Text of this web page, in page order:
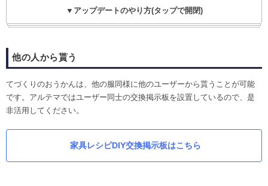
▼アップデートのやり方(タップで開閉)
他の人から貰う
てづくりのおうかんは、他の服同様に他のユーザーから貰うことが可能
です。アルテマではユーザー同士の交換掲示板を設置しているので、是
非活用してください。
家具レシピDIY交換掲示板はこちら